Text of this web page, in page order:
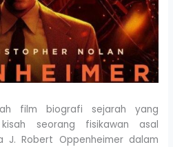
film biografi sejarah yang
seorang fisikawan asal
J. Robert Oppenheimer dalam